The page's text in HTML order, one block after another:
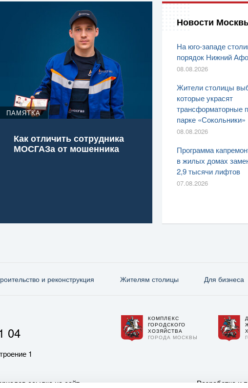
ПАМЯТКА
Как отличить сотрудника
МОСГАЗа от мошенника
Новости
На юго-западе
порядок Нижний
08.08.2026
Жители столицы
которые украсят
трансформаторные
парке «Сокольники»
08.08.2026
Программа
в жилых домах
2,9 тысячи лифтов
07.08.2026
и реконструкция Жителям столицы Для бизнеса
04
1
КОМПЛЕКС
ГОРОДСКОГО
ХОЗЯЙСТВА
ГОРОДА МОСКВЫ
ссылка на сайт Разработка и